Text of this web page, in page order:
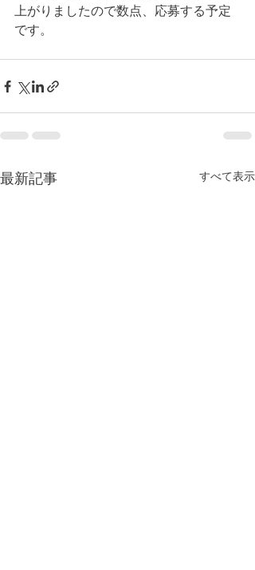
上がりましたので数点、応募する予定
です。
最新記事 すべて表示